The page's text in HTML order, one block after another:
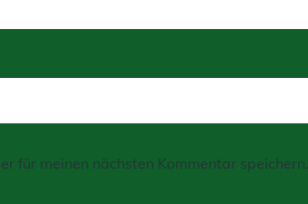
für meinen nächsten Kommentar speichern.